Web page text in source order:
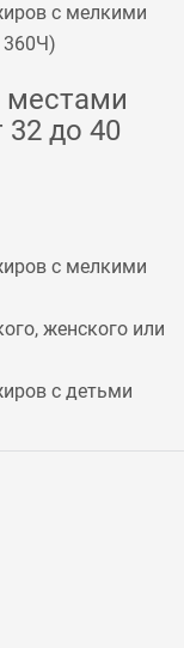
с мелкими
360Ч)
местами
до 40
с мелкими
женского или
с детьми